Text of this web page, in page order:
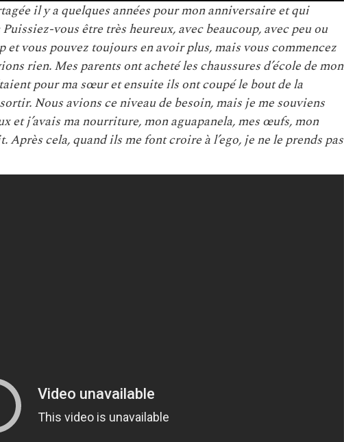
il y a quelques années pour mon anniversaire et qui
vous être très heureux, avec beaucoup, avec peu ou
et vous pouvez toujours en avoir plus, mais vous commencez
rien. Mes parents ont acheté les chaussures d’école de mon
pour ma sœur et ensuite ils ont coupé le bout de la
Nous avions ce niveau de besoin, mais je me souviens
et j’avais ma nourriture, mon aguapanela, mes œufs, mon
Après cela, quand ils me font croire à l’ego, je ne le prends pas